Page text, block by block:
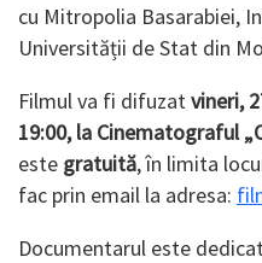
cu Mitropolia Basarabiei,
Universității de Stat din
Filmul va fi difuzatvineri,
19:00, la Cinematograful
este gratuită, în limita
fac prin email la adresa:
Documentarul este